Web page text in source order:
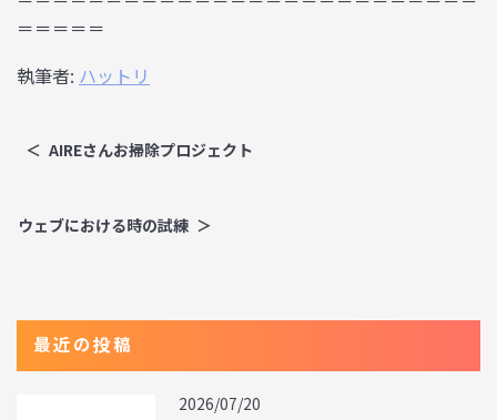
＝＝＝＝＝
執筆者: ハットリ
AIREさんお掃除プロジェクト
ウェブにおける時の試練
最近の投稿
2026/07/20